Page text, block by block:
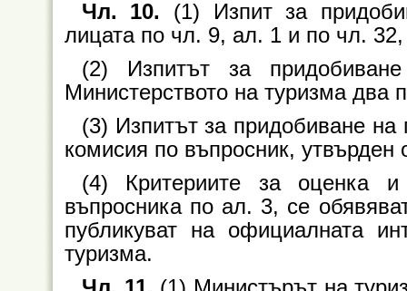
Чл. 10. (1) Изпит за
лицата по чл. 9, ал. 1 и по чл.
(2) Изпитът за
Министерството на туризма два
(3) Изпитът за придобиване на
комисия по въпросник, утвърден
(4) Критериите за оценка и
въпросника по ал. 3, се
публикуват на официалната
туризма.